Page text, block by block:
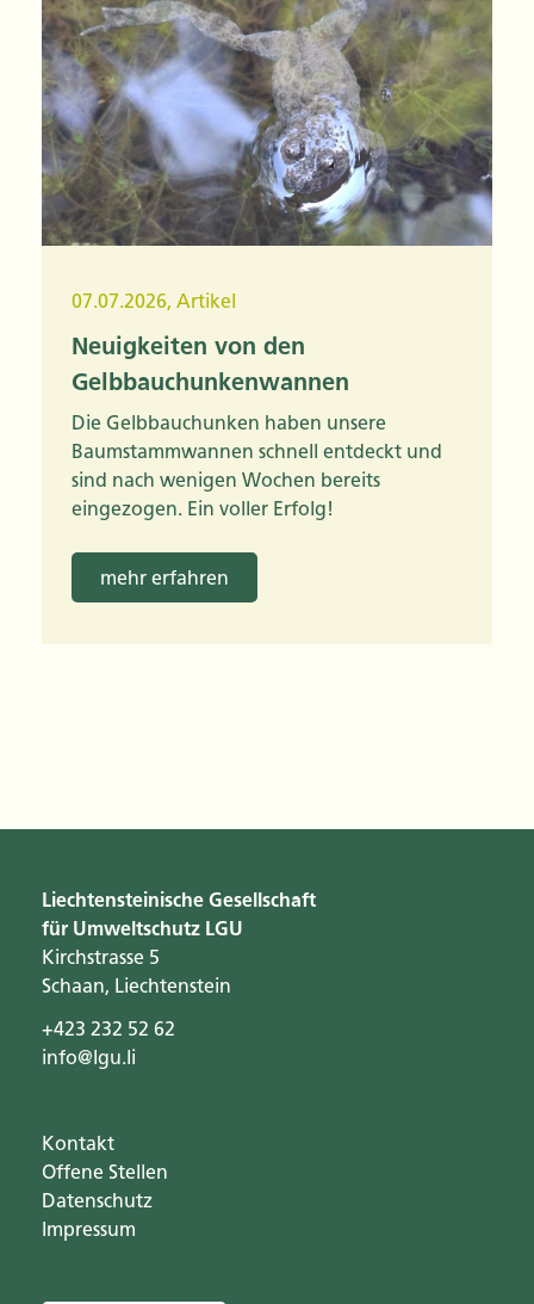
07.07.2026, Artikel
Neuigkeiten von den
Gelbbauchunkenwannen
Die Gelbbauchunken haben unsere
Baumstammwannen schnell entdeckt und
sind nach wenigen Wochen bereits
eingezogen. Ein voller Erfolg!
mehr erfahren
Liechtensteinische Gesellschaft
für Umweltschutz LGU
Kirchstrasse 5
Schaan, Liechtenstein
+423 232 52 62
info@lgu.li
Kontakt
Offene Stellen
Datenschutz
Impressum